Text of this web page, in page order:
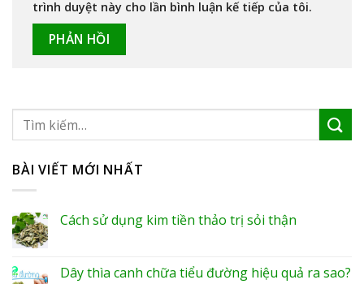
trình duyệt này cho lần bình luận kế tiếp của tôi.
BÀI VIẾT MỚI NHẤT
Cách sử dụng kim tiền thảo trị sỏi thận
Dây thìa canh chữa tiểu đường hiệu quả ra sao?